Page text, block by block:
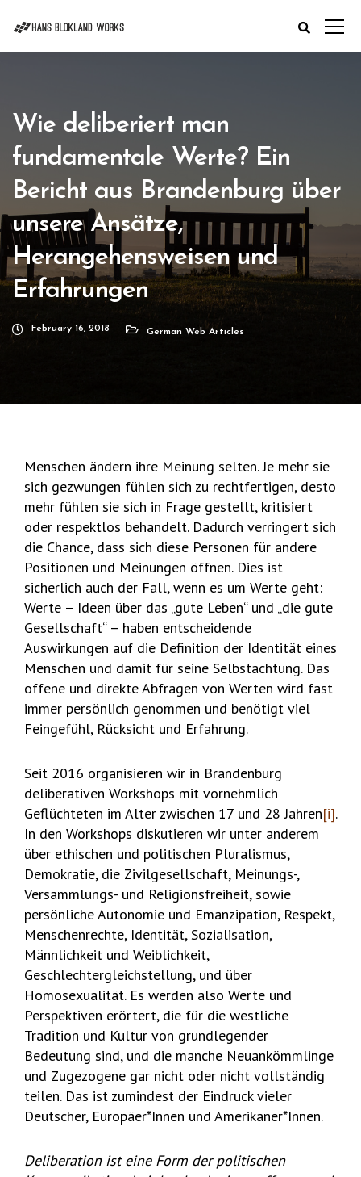
Wie deliberiert man
fundamentale Werte? Ein
Bericht aus Brandenburg über
unsere Ansätze,
Herangehensweisen und
Erfahrungen
February 16, 2018 German Web Articles
Menschen ändern ihre Meinung selten. Je mehr sie
sich gezwungen fühlen sich zu rechtfertigen, desto
mehr fühlen sie sich in Frage gestellt, kritisiert
oder respektlos behandelt. Dadurch verringert sich
die Chance, dass sich diese Personen für andere
Positionen und Meinungen öffnen. Dies ist
sicherlich auch der Fall, wenn es um Werte geht:
Werte – Ideen über das „gute Leben“ und „die gute
Gesellschaft“ – haben entscheidende
Auswirkungen auf die Definition der Identität eines
Menschen und damit für seine Selbstachtung. Das
offene und direkte Abfragen von Werten wird fast
immer persönlich genommen und benötigt viel
Feingefühl, Rücksicht und Erfahrung.
Seit 2016 organisieren wir in Brandenburg
deliberativen Workshops mit vornehmlich
Geflüchteten im Alter zwischen 17 und 28 Jahren[i].
In den Workshops diskutieren wir unter anderem
über ethischen und politischen Pluralismus,
Demokratie, die Zivilgesellschaft, Meinungs-,
Versammlungs- und Religionsfreiheit, sowie
persönliche Autonomie und Emanzipation, Respekt,
Menschenrechte, Identität, Sozialisation,
Männlichkeit und Weiblichkeit,
Geschlechtergleichstellung, und über
Homosexualität. Es werden also Werte und
Perspektiven erörtert, die für die westliche
Tradition und Kultur von grundlegender
Bedeutung sind, und die manche Neuankömmlinge
und Zugezogene gar nicht oder nicht vollständig
teilen. Das ist zumindest der Eindruck vieler
Deutscher, Europäer*Innen und Amerikaner*Innen.
Deliberation ist eine Form der politischen